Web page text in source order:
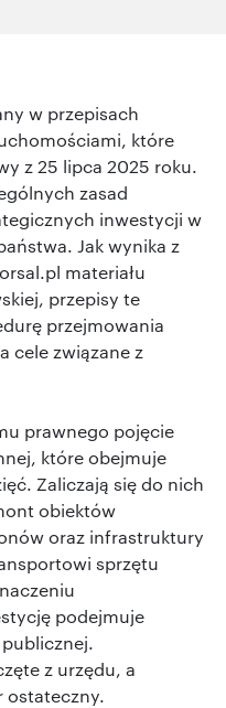
w przepisach
które
z 25 lipca 2025 roku.
zasad
inwestycji w
Jak wynika z
materiału
przepisy te
przejmowania
cele związane z
prawnego pojęcie
które obejmuje
Zaliczają się do nich
obiektów
oraz infrastruktury
sprzętu
podejmuje
z urzędu, a
ostateczny.